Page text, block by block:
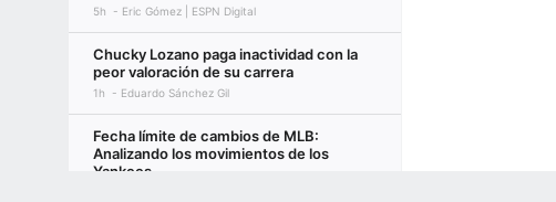
5h Eric Gómez | ESPN Digital
Chucky Lozano paga inactividad con la
peor valoración de su carrera
1h Eduardo Sánchez Gil
Fecha límite de cambios de MLB:
Analizando los movimientos de los
Yankees